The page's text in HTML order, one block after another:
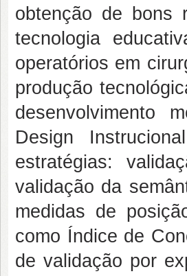
obtenção de bons
tecnologia
operatórios em
produção
desenvolvimento
Design
estratégias:
validação da
medidas de
como Índice de
de validação por